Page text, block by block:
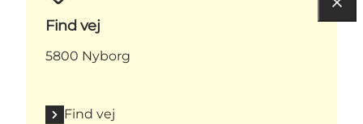
Find vej
5800 Nyborg
Find vej